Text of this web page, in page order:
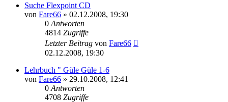
Suche Flexpoint CD
von Fare66 » 02.12.2008, 19:30
0 Antworten
4814 Zugriffe
Letzter Beitrag von Fare66
02.12.2008, 19:30
Lehrbuch " Güle Güle 1-6
von Fare66 » 29.10.2008, 12:41
0 Antworten
4708 Zugriffe